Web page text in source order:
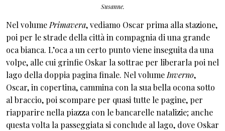
Susanne.
Nel volume Primavera, vediamo Oscar prima alla stazione,
poi per le strade della città in compagnia di una grande
oca bianca. L’oca a un certo punto viene inseguita da una
volpe, alle cui grinfie Oskar la sottrae per liberarla poi nel
lago della doppia pagina finale. Nel volume Inverno,
Oscar, in copertina, cammina con la sua bella ocona sotto
al braccio, poi scompare per quasi tutte le pagine, per
riapparire nella piazza con le bancarelle natalizie; anche
questa volta la passeggiata si conclude al lago, dove Oskar